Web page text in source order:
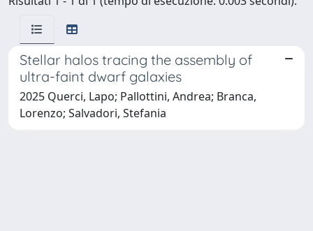
Stellar halos tracing the assembly of
ultra-faint dwarf galaxies
2025 Querci, Lapo; Pallottini, Andrea; Branca,
Lorenzo; Salvadori, Stefania